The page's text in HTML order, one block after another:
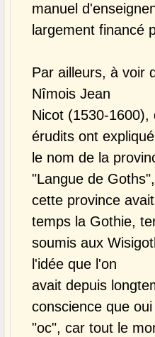
manuel
largement financé
Par ailleurs, à voir
Nîmois Jean
Nicot (1530-1600),
érudits ont expliqué
le nom de la
"Langue de
cette province
temps la Gothie,
soumis aux
l'idée que l'on
avait depuis
conscience que
"oc", car tout le